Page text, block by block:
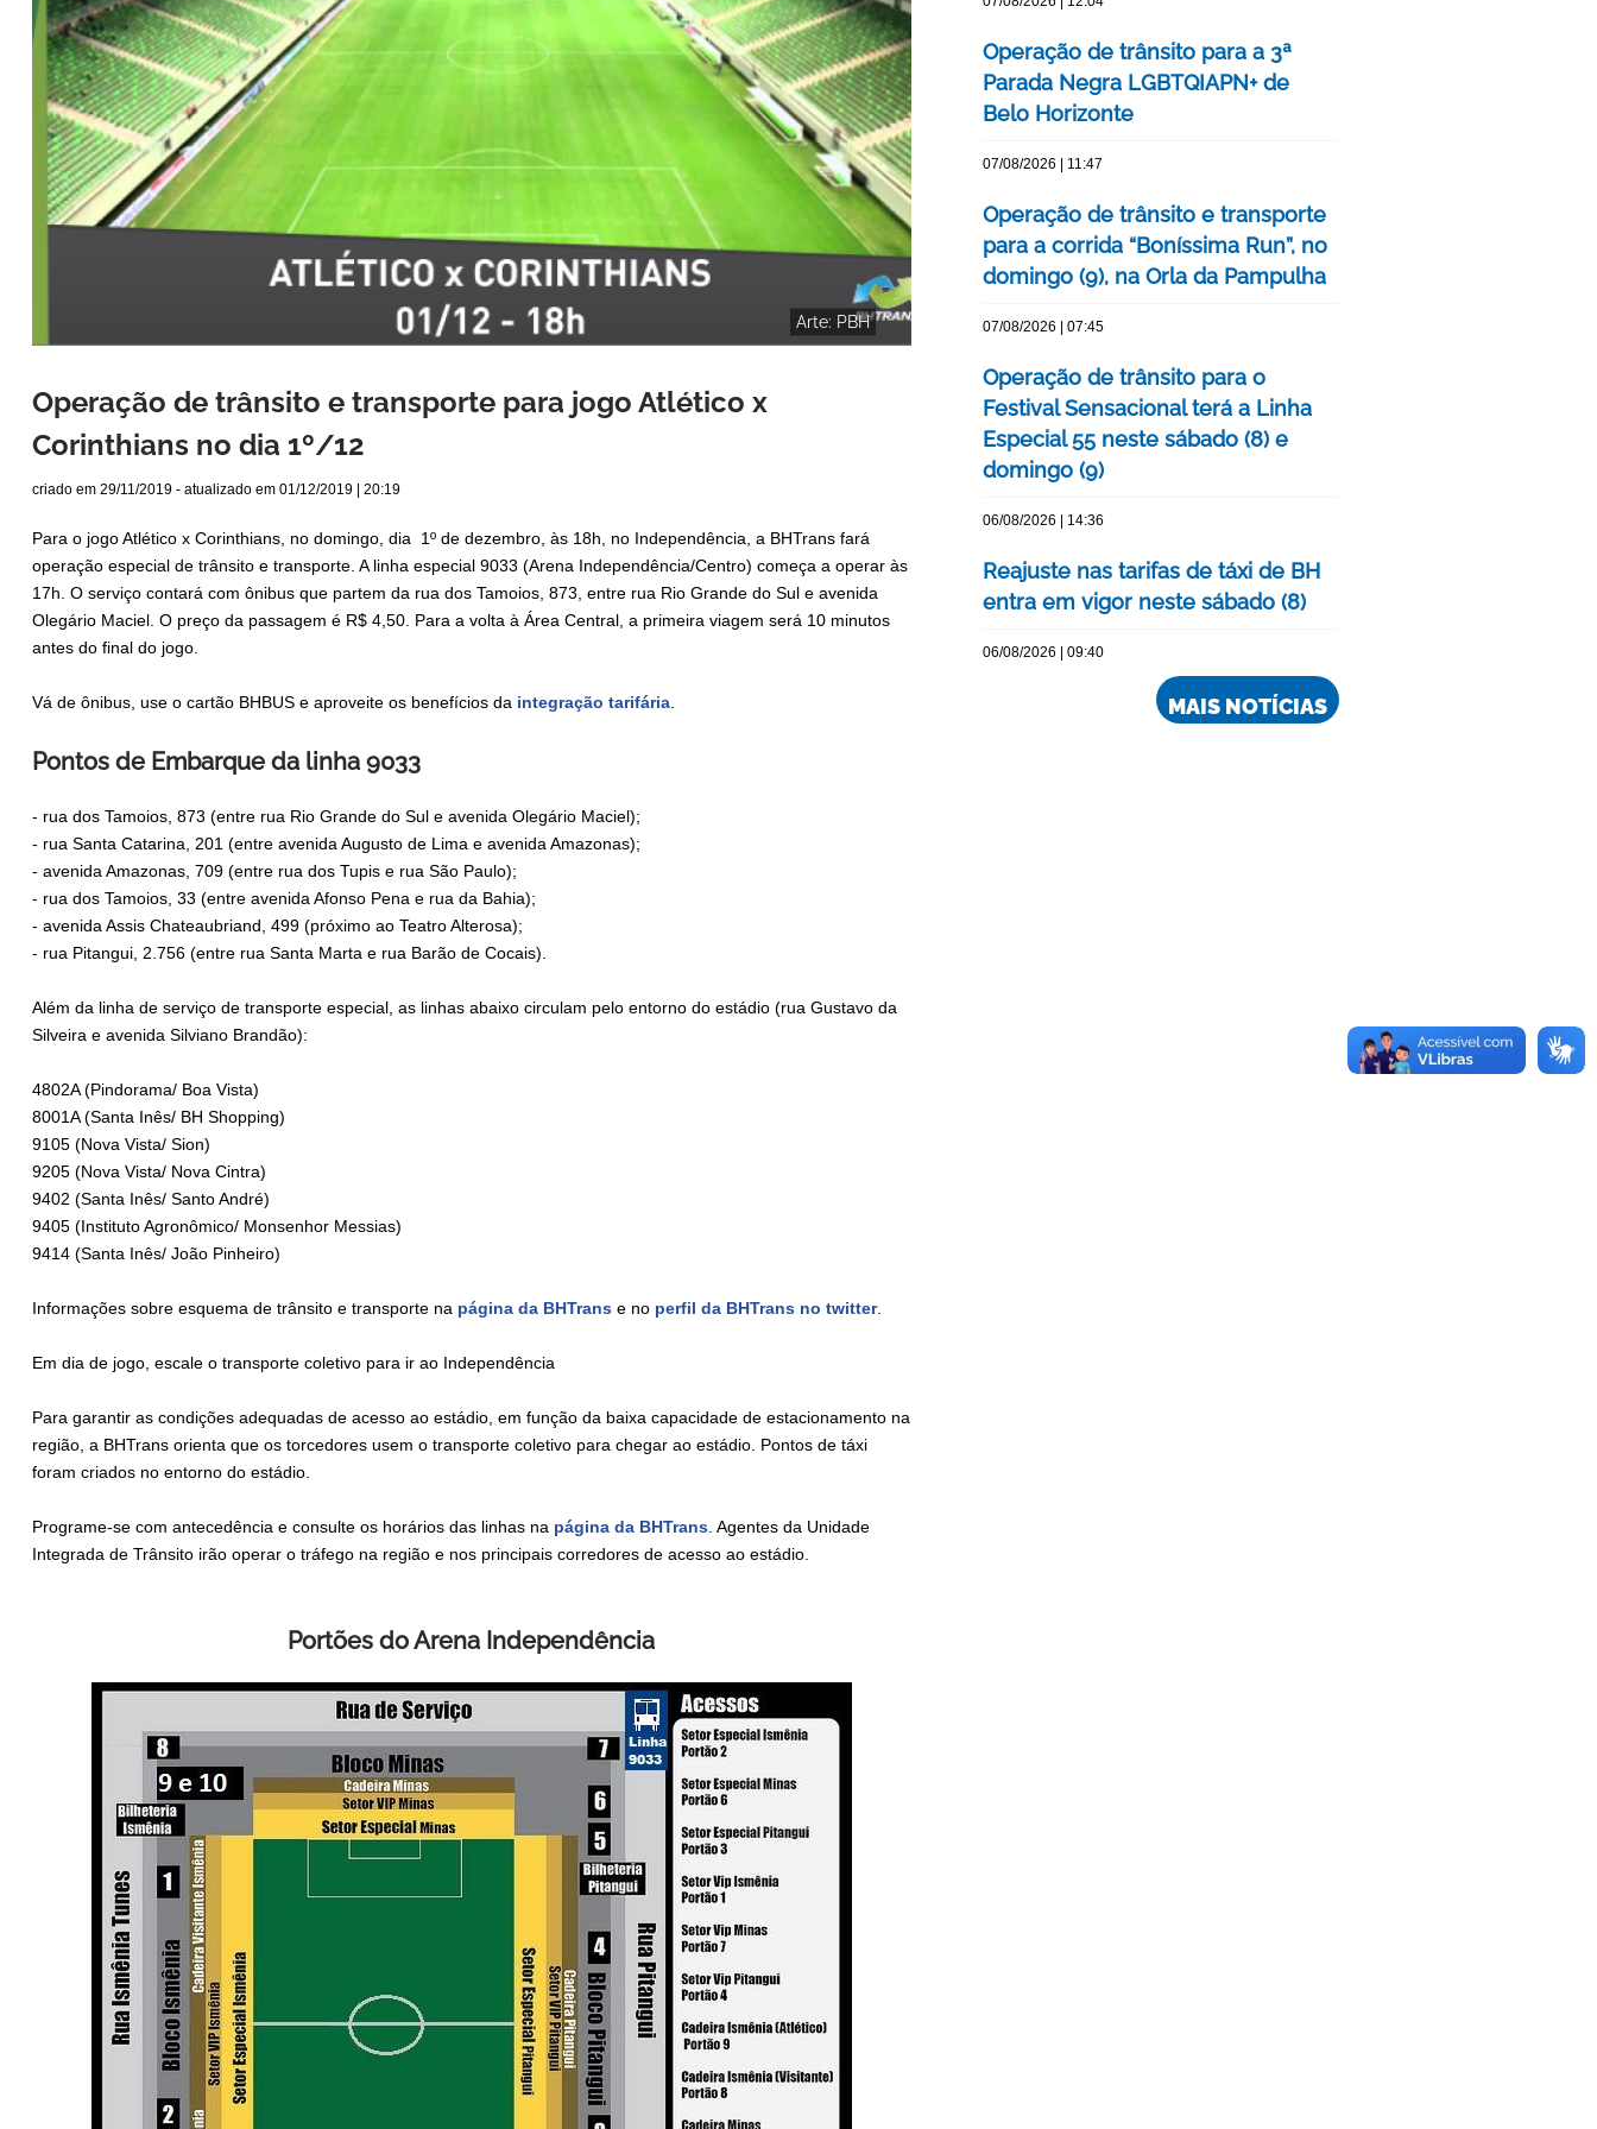
Arte: PBH
Operação de trânsito e transporte para jogo Atlético x
Corinthians no dia 1º/12
criado em 29/11/2019 - atualizado em 01/12/2019 | 20:19
Para o jogo Atlético x Corinthians, no domingo, dia 1º de dezembro, às 18h, no Independência, a BHTrans fará
operação especial de trânsito e transporte. A linha especial 9033 (Arena Independência/Centro) começa a operar às
17h. O serviço contará com ônibus que partem da rua dos Tamoios, 873, entre rua Rio Grande do Sul e avenida
Olegário Maciel. O preço da passagem é R$ 4,50. Para a volta à Área Central, a primeira viagem será 10 minutos
antes do final do jogo.
Vá de ônibus, use o cartão BHBUS e aproveite os benefícios da integração tarifária.
Pontos de Embarque da linha 9033
- rua dos Tamoios, 873 (entre rua Rio Grande do Sul e avenida Olegário Maciel);
- rua Santa Catarina, 201 (entre avenida Augusto de Lima e avenida Amazonas);
- avenida Amazonas, 709 (entre rua dos Tupis e rua São Paulo);
- rua dos Tamoios, 33 (entre avenida Afonso Pena e rua da Bahia);
- avenida Assis Chateaubriand, 499 (próximo ao Teatro Alterosa);
- rua Pitangui, 2.756 (entre rua Santa Marta e rua Barão de Cocais).
Além da linha de serviço de transporte especial, as linhas abaixo circulam pelo entorno do estádio (rua Gustavo da
Silveira e avenida Silviano Brandão):
4802A (Pindorama/ Boa Vista)
8001A (Santa Inês/ BH Shopping)
9105 (Nova Vista/ Sion)
9205 (Nova Vista/ Nova Cintra)
9402 (Santa Inês/ Santo André)
9405 (Instituto Agronômico/ Monsenhor Messias)
9414 (Santa Inês/ João Pinheiro)
Informações sobre esquema de trânsito e transporte na página da BHTrans e no perfil da BHTrans no twitter.
Em dia de jogo, escale o transporte coletivo para ir ao Independência
Para garantir as condições adequadas de acesso ao estádio, em função da baixa capacidade de estacionamento na
região, a BHTrans orienta que os torcedores usem o transporte coletivo para chegar ao estádio. Pontos de táxi
foram criados no entorno do estádio.
Programe-se com antecedência e consulte os horários das linhas na página da BHTrans. Agentes da Unidade
Integrada de Trânsito irão operar o tráfego na região e nos principais corredores de acesso ao estádio.
Portões do Arena Independência
Operação de trânsito para a 3ª
Parada Negra LGBTQIAPN+ de
Belo Horizonte
07/08/2026 | 11:47
Operação de trânsito e transporte
para a corrida “Boníssima Run”, no
domingo (9), na Orla da Pampulha
07/08/2026 | 07:45
Operação de trânsito para o
Festival Sensacional terá a Linha
Especial 55 neste sábado (8) e
domingo (9)
06/08/2026 | 14:36
Reajuste nas tarifas de táxi de BH
entra em vigor neste sábado (8)
06/08/2026 | 09:40
MAIS NOTÍCIAS